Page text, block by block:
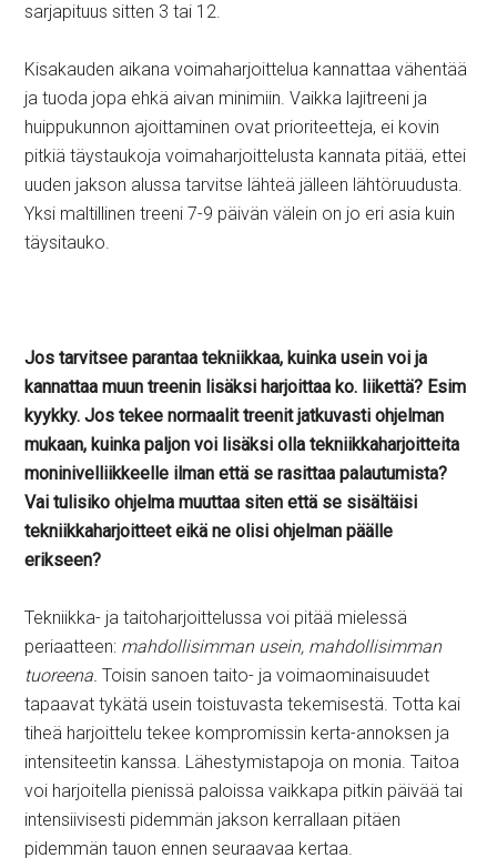
sarjapituus sitten 3 tai 12.
Kisakauden aikana voimaharjoittelua kannattaa vähentää
ja tuoda jopa ehkä aivan minimiin. Vaikka lajitreeni ja
huippukunnon ajoittaminen ovat prioriteetteja, ei kovin
pitkiä täystaukoja voimaharjoittelusta kannata pitää, ettei
uuden jakson alussa tarvitse lähteä jälleen lähtöruudusta.
Yksi maltillinen treeni 7-9 päivän välein on jo eri asia kuin
täysitauko.
Jos tarvitsee parantaa tekniikkaa, kuinka usein voi ja
kannattaa muun treenin lisäksi harjoittaa ko. liikettä? Esim
kyykky. Jos tekee normaalit treenit jatkuvasti ohjelman
mukaan, kuinka paljon voi lisäksi olla tekniikkaharjoitteita
moninivelliikkeelle ilman että se rasittaa palautumista?
Vai tulisiko ohjelma muuttaa siten että se sisältäisi
tekniikkaharjoitteet eikä ne olisi ohjelman päälle
erikseen?
Tekniikka- ja taitoharjoittelussa voi pitää mielessä
periaatteen: mahdollisimman usein, mahdollisimman
tuoreena.Toisin sanoen taito- ja voimaominaisuudet
tapaavat tykätä usein toistuvasta tekemisestä. Totta kai
tiheä harjoittelu tekee kompromissin kerta-annoksen ja
intensiteetin kanssa. Lähestymistapoja on monia. Taitoa
voi harjoitella pienissä paloissa vaikkapa pitkin päivää tai
intensiivisesti pidemmän jakson kerrallaan pitäen
pidemmän tauon ennen seuraavaa kertaa.